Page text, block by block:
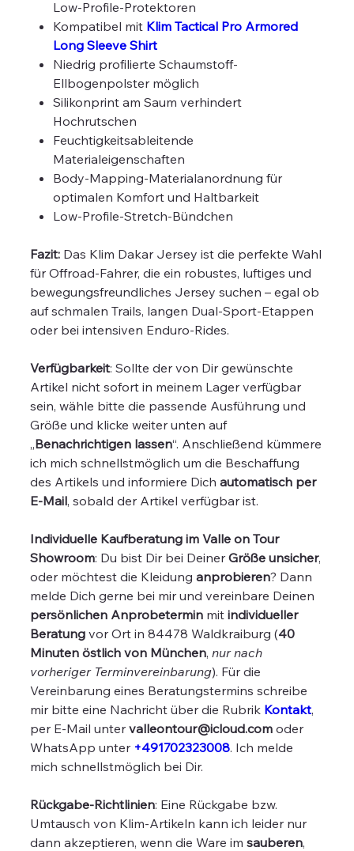
Low-Profile-Protektoren
Kompatibel mit Klim Tactical Pro Armored
Long Sleeve Shirt
Niedrig profilierte Schaumstoff-
Ellbogenpolster möglich
Silikonprint am Saum verhindert
Hochrutschen
Feuchtigkeitsableitende
Materialeigenschaften
Body-Mapping-Materialanordnung für
optimalen Komfort und Haltbarkeit
Low-Profile-Stretch-Bündchen
Fazit: Das Klim Dakar Jersey ist die perfekte Wahl
für Offroad-Fahrer, die ein robustes, luftiges und
bewegungsfreundliches Jersey suchen – egal ob
auf schmalen Trails, langen Dual-Sport-Etappen
oder bei intensiven Enduro-Rides.
Verfügbarkeit: Sollte der von Dir gewünschte
Artikel nicht sofort in meinem Lager verfügbar
sein, wähle bitte die passende Ausführung und
Größe und klicke weiter unten auf
„Benachrichtigen lassen“. Anschließend kümmere
ich mich schnellstmöglich um die Beschaffung
des Artikels und informiere Dichautomatisch per
E-Mail, sobald der Artikel verfügbar ist.
Individuelle Kaufberatung im Valle on Tour
Showroom: Du bist Dir bei DeinerGröße unsicher,
oder möchtest die Kleidunganprobieren? Dann
melde Dich gerne bei mir und vereinbare Deinen
persönlichen Anprobetermin mitindividueller
Beratung vor Ort in 84478 Waldkraiburg (40
Minuten östlich von München,nur nach
vorheriger Terminvereinbarung). Für die
Vereinbarung eines Beratungstermins schreibe
mir bitte eine Nachricht über die Rubrik Kontakt,
per E-Mail untervalleontour@icloud.com oder
WhatsApp unter +491702323008. Ich melde
mich schnellstmöglich bei Dir.
Rückgabe-Richtlinien: Eine Rückgabe bzw.
Umtausch von Klim-Artikeln kann ich leider nur
dann akzeptieren, wenn die Ware imsauberen,